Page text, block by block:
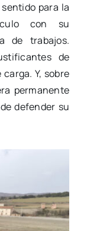
para la
con su
de trabajos.
de
Y, sobre
permanente
defender su